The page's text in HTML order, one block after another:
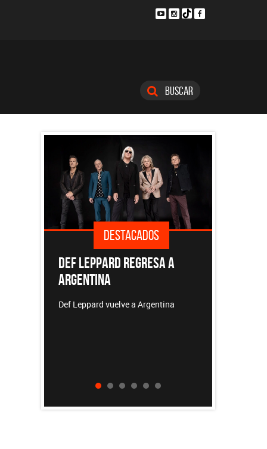
Buscar
DESTACADOS
REGRESA A
a Argentina
DESTACADOS
EL DOCUMENTAL DE LOS
Patricio Rey y sus Redonditos de